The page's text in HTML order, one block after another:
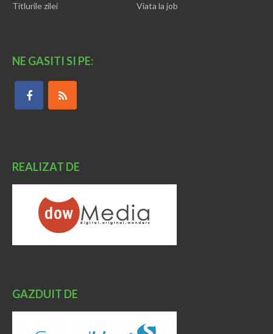
Titlurile zilei
Viata la job
NE GASITI SI PE:
REALIZAT DE
GAZDUIT DE